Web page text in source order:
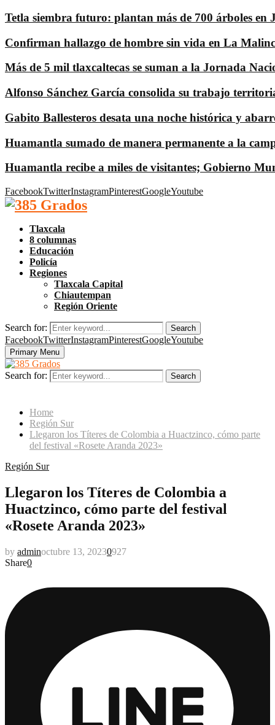
Tetla siembra futuro: plantan más de 700 árboles en
Confirman hallazgo de hombre sin vida en La
Más de 5 mil tlaxcaltecas se suman a la Jornada
Alfonso Sánchez García consolida su trabajo
Gabito Ballesteros desata una noche histórica y
Huamantla sumado de manera permanente a la
Huamantla recibe a miles de visitantes; Gobierno
FacebookTwitterInstagramPinterestGoogleYoutube
Tlaxcala
8 columnas
Educación
Policía
Regiones
Tlaxcala Capital
Chiautempan
Región Oriente
Search for: Search
FacebookTwitterInstagramPinterestGoogleYoutube
Primary Menu
Search for: Search
Home
Región Sur
Llegaron los Títeres de Colombia a Huactzinco, cómo parte
del festival «Rosete Aranda 2023»
Región Sur
Llegaron los Títeres de Colombia a
Huactzinco, cómo parte del festival
«Rosete Aranda 2023»
by adminoctubre 13, 20230927
Share0